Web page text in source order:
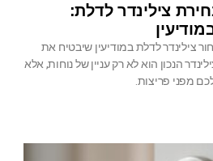
צילינדר לדלת:
צילינדר לדלת במודיעין שיבטיח את
הנכון הוא לא רק עניין של נוחות, אלא
מפני פריצות.